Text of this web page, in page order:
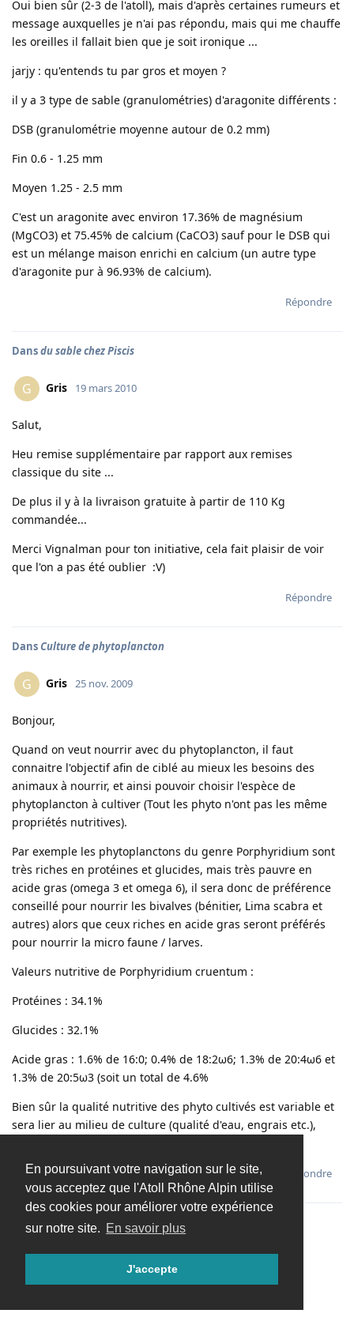
En poursuivant votre navigation sur le site,
vous acceptez que l'Atoll Rhône Alpin utilise
des cookies pour améliorer votre expérience
sur notre site. En savoir plus
J'accepte
Oui bien sûr (2-3 de l'atoll), mais d'après certaines rumeurs et
message auxquelles je n'ai pas répondu, mais qui me chauffe
les oreilles il fallait bien que je soit ironique ...
jarjy : qu'entends tu par gros et moyen ?
il y a 3 type de sable (granulométries) d'aragonite différents :
DSB (granulométrie moyenne autour de 0.2 mm)
Fin 0.6 - 1.25 mm
Moyen 1.25 - 2.5 mm
C'est un aragonite avec environ 17.36% de magnésium
(MgCO3) et 75.45% de calcium (CaCO3) sauf pour le DSB qui
est un mélange maison enrichi en calcium (un autre type
d'aragonite pur à 96.93% de calcium).
Répondre
Dansdu sable chez Piscis
G Gris 19 mars 2010
Salut,
Heu remise supplémentaire par rapport aux remises
classique du site ...
De plus il y à la livraison gratuite à partir de 110 Kg
commandée...
Merci Vignalman pour ton initiative, cela fait plaisir de voir
que l'on a pas été oublier :V)
Répondre
DansCulture de phytoplancton
G Gris 25 nov. 2009
Bonjour,
Quand on veut nourrir avec du phytoplancton, il faut
connaitre l'objectif afin de ciblé au mieux les besoins des
animaux à nourrir, et ainsi pouvoir choisir l'espèce de
phytoplancton à cultiver (Tout les phyto n'ont pas les même
propriétés nutritives).
Par exemple les phytoplanctons du genre Porphyridium sont
très riches en protéines et glucides, mais très pauvre en
acide gras (omega 3 et omega 6), il sera donc de préférence
conseillé pour nourrir les bivalves (bénitier, Lima scabra et
autres) alors que ceux riches en acide gras seront préférés
pour nourrir la micro faune / larves.
Valeurs nutritive de Porphyridium cruentum :
Protéines : 34.1%
Glucides : 32.1%
Acide gras : 1.6% de 16:0; 0.4% de 18:2ω6; 1.3% de 20:4ω6 et
1.3% de 20:5ω3 (soit un total de 4.6%
Bien sûr la qualité nutritive des phyto cultivés est variable et
sera lier au milieu de culture (qualité d'eau, engrais etc.),
Répondre
Charger davantage